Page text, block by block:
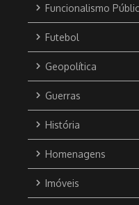
Funcionalismo
Futebol
Geopolítica
Guerras
História
Homenagens
Imóveis